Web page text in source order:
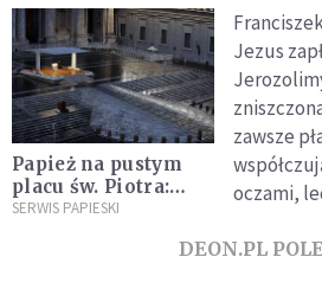
Papież na pustym
placu św. Piotra:
przyjmijmy Boga,
SERWIS PAPIESKI
Jezus
zawsze
oczami,
DEON.PL